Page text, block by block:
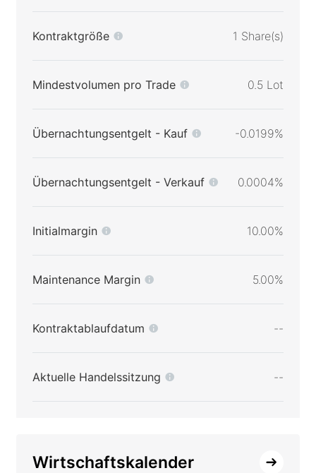
Kontraktgröße 1 Share(s)
Mindestvolumen pro Trade 0.5 Lot
Übernachtungsentgelt - Kauf -0.0199%
Übernachtungsentgelt - Verkauf 0.0004%
Initialmargin 10.00%
Maintenance Margin 5.00%
Kontraktablaufdatum --
Aktuelle Handelssitzung --
Wirtschaftskalender